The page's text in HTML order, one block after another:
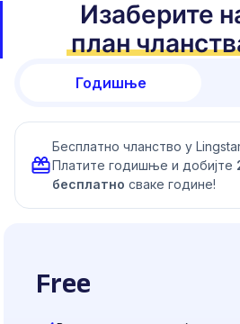
Изаберите
план
Годишње
Бесплатно чланство у
Платите годишње и добијте
бесплатно сваке године!
Free